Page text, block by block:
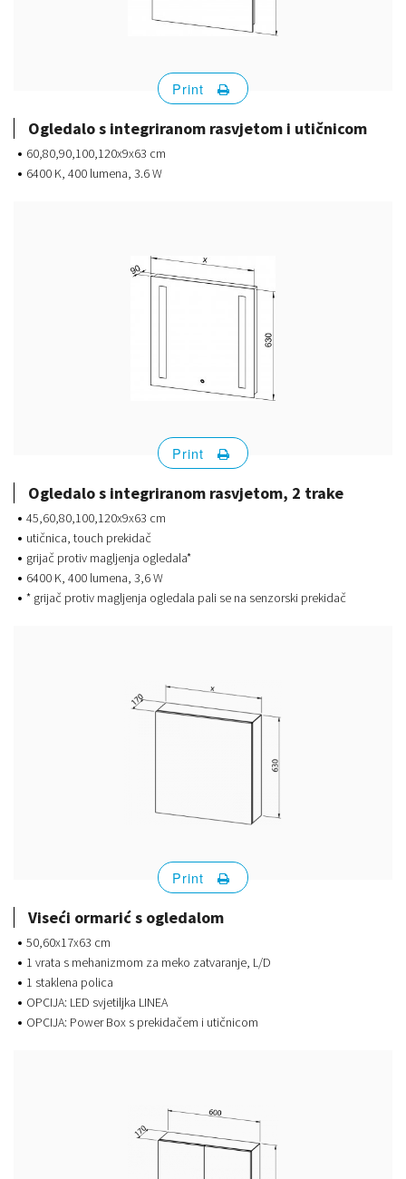
Ogledalo s integriranom rasvjetom i utičnicom
60,80,90,100,120x9x63 cm
6400 K, 400 lumena, 3.6 W
Print
Ogledalo s integriranom rasvjetom, 2 trake
45,60,80,100,120x9x63 cm
utičnica, touch prekidač
grijač protiv magljenja ogledala*
6400 K, 400 lumena, 3,6 W
* grijač protiv magljenja ogledala pali se na senzorski prekidač
Print
Viseći ormarić s ogledalom
50,60x17x63 cm
1 vrata s mehanizmom za meko zatvaranje, L/D
1 staklena polica
OPCIJA: LED svjetiljka LINEA
OPCIJA: Power Box s prekidačem i utičnicom
Print